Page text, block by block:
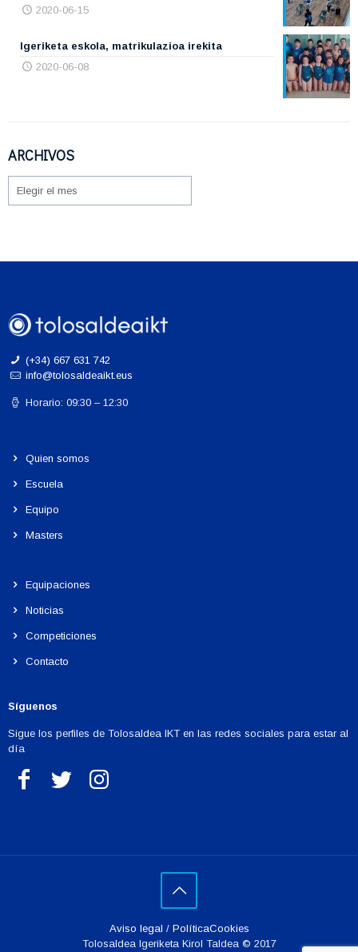
2020-06-15
Igeriketa eskola, matrikulazioa irekita
2020-06-08
ARCHIVOS
(+34) 667 631 742
info@tolosaldeaikt.eus
Horario: 09:30 – 12:30
Quien somos
Escuela
Equipo
Masters
Equipaciones
Noticias
Competiciones
Contacto
Síguenos
Sigue los perfiles de Tolosaldea IKT en las redes sociales para estar al
día
Aviso legal / PolíticaCookies
Tolosaldea Igeriketa Kirol Taldea © 2017